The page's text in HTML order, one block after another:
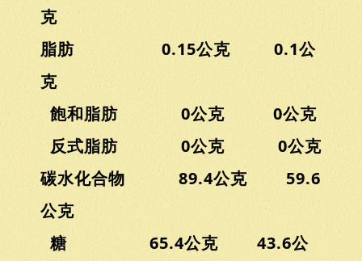
克
脂肪 0.15公克 0.1公
克
飽和脂肪 0公克 0公克
反式脂肪 0公克 0公克
碳水化合物 89.4公克 59.6
公克
糖 65.4公克 43.6公